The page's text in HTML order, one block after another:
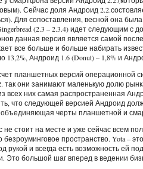
Сейчас доля Андроид
Для сопоставления, весной она
(2.3 – 2.3.4) идет следующим с
данная версия является самой
все больше и больше набирать
13,2%, Андроид 1.6 (Donut) – 1,8% и
планшетных версий операционной
так они занимают маленькую долю
всех них самая распространенная
что следующей версией Андроид
объединяющая черты планшетной и
не стоит на месте и уже сейчас всем
безроуминговое пространство. Yota –
рукой и всегда есть возможность ей
Это большой шаг вперед в ведении